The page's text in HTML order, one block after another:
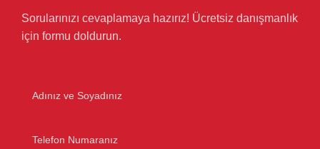
Sorularınızı cevaplamaya hazırız! Ücretsiz danışmanlık
için formu doldurun.